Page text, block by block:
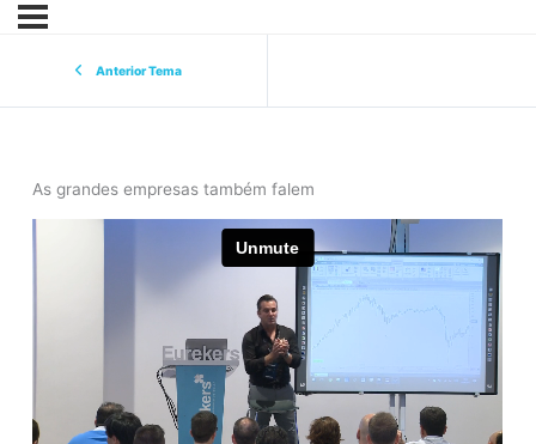
Anterior Tema
As grandes empresas também falem
eurekers